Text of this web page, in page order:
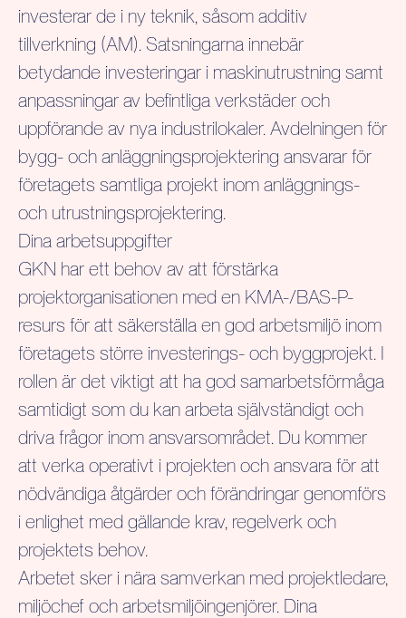
investerar de i ny teknik, såsom additiv
tillverkning (AM). Satsningarna innebär
betydande investeringar i maskinutrustning samt
anpassningar av befintliga verkstäder och
uppförande av nya industrilokaler. Avdelningen för
bygg- och anläggningsprojektering ansvarar för
företagets samtliga projekt inom anläggnings-
och utrustningsprojektering.
Dina arbetsuppgifter
GKN har ett behov av att förstärka
projektorganisationen med en KMA-/BAS-P-
resurs för att säkerställa en god arbetsmiljö inom
företagets större investerings- och byggprojekt. I
rollen är det viktigt att ha god samarbetsförmåga
samtidigt som du kan arbeta självständigt och
driva frågor inom ansvarsområdet. Du kommer
att verka operativt i projekten och ansvara för att
nödvändiga åtgärder och förändringar genomförs
i enlighet med gällande krav, regelverk och
projektets behov.
Arbetet sker i nära samverkan med projektledare,
miljöchef och arbetsmiljöingenjörer. Dina